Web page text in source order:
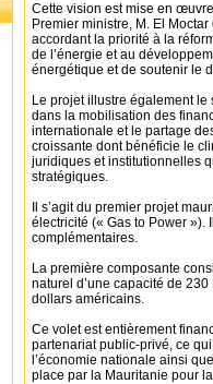
Cette vision est mise en
Premier ministre, M. El
accordant la priorité à la
de l’énergie et au
énergétique et de soutenir le
Le projet illustre également
dans la mobilisation des
internationale et le partage
croissante dont bénéficie le
juridiques et institutionnelles
stratégiques.
Il s’agit du premier projet
électricité (« Gas to Power
complémentaires.
La première composante
naturel d’une capacité de
dollars américains.
Ce volet est entièrement
partenariat public-privé, ce
l’économie nationale ainsi
place par la Mauritanie pour